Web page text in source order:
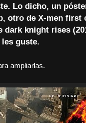
Lo dicho, un
otro de X-men first
dark knight rises
guste.
ampliarlas.